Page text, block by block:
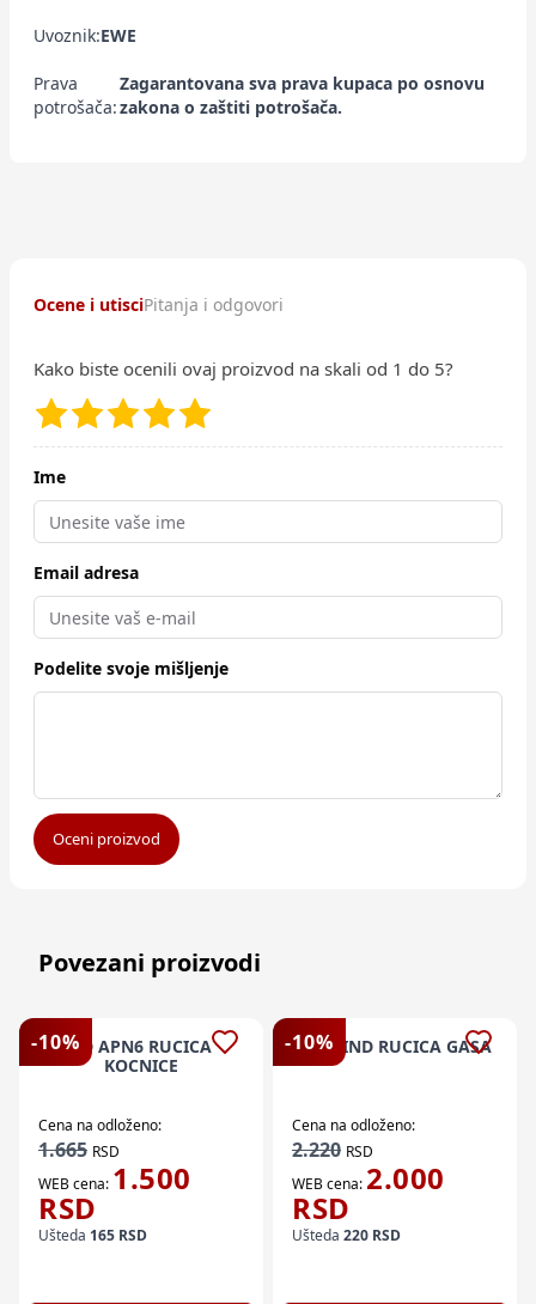
Uvoznik:EWE
Prava
potrošača:
Zagarantovana sva prava kupaca po osnovu
zakona o zaštiti potrošača.
Ocene i utisciPitanja i odgovori
Kako biste ocenili ovaj proizvod na skali od 1 do 5?
Ime
Email adresa
Podelite svoje mišljenje
Oceni proizvod
Povezani proizvodi
-10%RD APN6 RUCICA
KOCNICE
Cena na odloženo:
1.665 RSD
WEB cena: 1.500
RSD
Ušteda 165 RSD
-10%
RD WIND RUCICA GASA
Cena na odloženo:
2.220 RSD
WEB cena: 2.000
RSD
Ušteda 220 RSD